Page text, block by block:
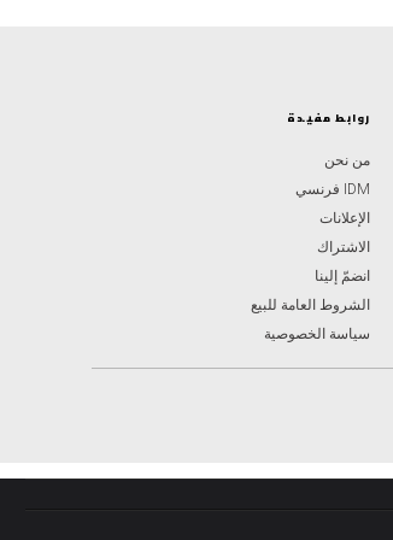
روابط مفيدة
من نحن
IDM فرنسي
الإعلانات
الاشتراك
انضمّ إلينا
الشروط العامة للبيع
سياسة الخصوصية